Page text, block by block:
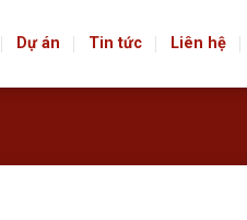
Dự án Tin tức Liên hệ